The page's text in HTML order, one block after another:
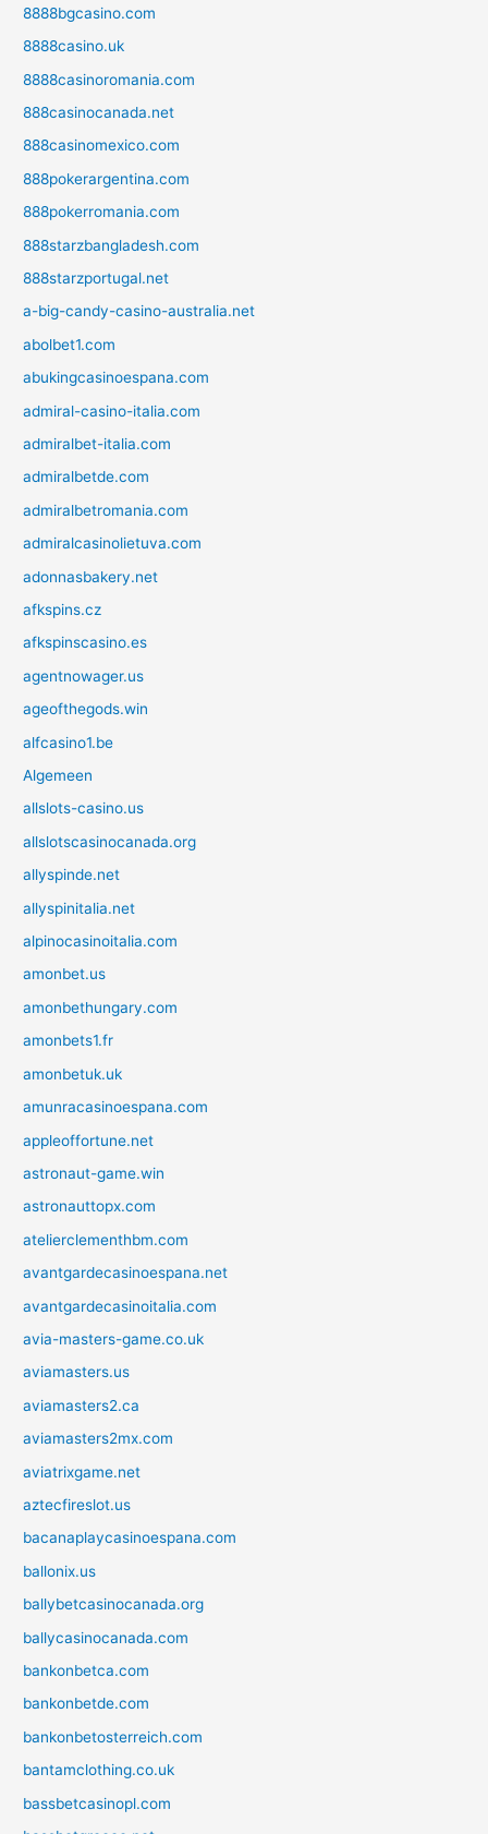
8888bgcasino.com
8888casino.uk
8888casinoromania.com
888casinocanada.net
888casinomexico.com
888pokerargentina.com
888pokerromania.com
888starzbangladesh.com
888starzportugal.net
a-big-candy-casino-australia.net
abolbet1.com
abukingcasinoespana.com
admiral-casino-italia.com
admiralbet-italia.com
admiralbetde.com
admiralbetromania.com
admiralcasinolietuva.com
adonnasbakery.net
afkspins.cz
afkspinscasino.es
agentnowager.us
ageofthegods.win
alfcasino1.be
Algemeen
allslots-casino.us
allslotscasinocanada.org
allyspinde.net
allyspinitalia.net
alpinocasinoitalia.com
amonbet.us
amonbethungary.com
amonbets1.fr
amonbetuk.uk
amunracasinoespana.com
appleoffortune.net
astronaut-game.win
astronauttopx.com
atelierclementhbm.com
avantgardecasinoespana.net
avantgardecasinoitalia.com
avia-masters-game.co.uk
aviamasters.us
aviamasters2.ca
aviamasters2mx.com
aviatrixgame.net
aztecfireslot.us
bacanaplaycasinoespana.com
ballonix.us
ballybetcasinocanada.org
ballycasinocanada.com
bankonbetca.com
bankonbetde.com
bankonbetosterreich.com
bantamclothing.co.uk
bassbetcasinopl.com